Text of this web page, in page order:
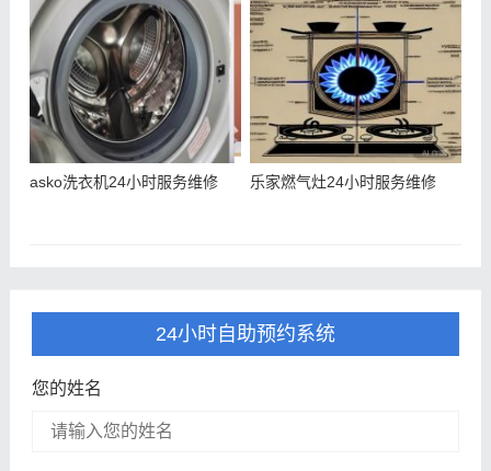
asko洗衣机24小时服务维修 乐家燃气灶24小时服务维修
24小时自助预约系统
您的姓名